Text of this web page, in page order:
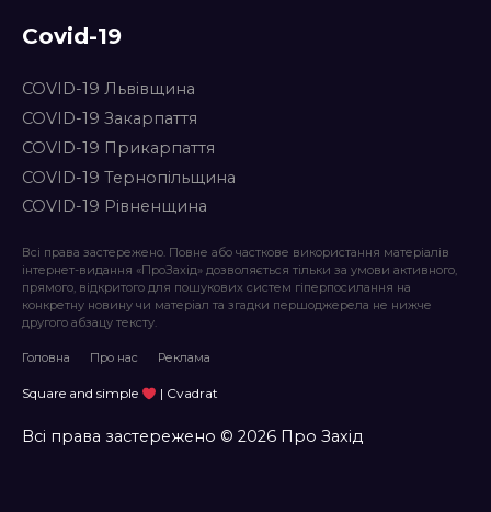
Covid-19
COVID-19 Львівщина
COVID-19 Закарпаття
COVID-19 Прикарпаття
COVID-19 Тернопільщина
COVID-19 Рівненщина
Всі права застережено. Повне або часткове використання матеріалів
інтернет-видання «ПроЗахід» дозволяється тільки за умови активного,
прямого, відкритого для пошукових систем гіперпосилання на
конкретну новину чи матеріал та згадки першоджерела не нижче
другого абзацу тексту.
Головна Про нас Реклама
Square and simple | Cvadrat
Всі права застережено © 2026 Про Захід